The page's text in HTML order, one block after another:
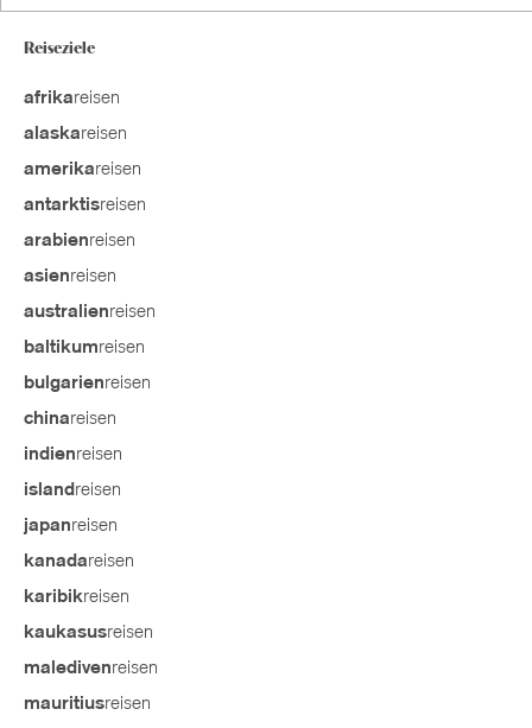
Reiseziele
afrikareisen
alaskareisen
amerikareisen
antarktisreisen
arabienreisen
asienreisen
australienreisen
baltikumreisen
bulgarienreisen
chinareisen
indienreisen
island reisen
japanreisen
kanadareisen
karibikreisen
kaukasusreisen
maledivenreisen
mauritiusreisen